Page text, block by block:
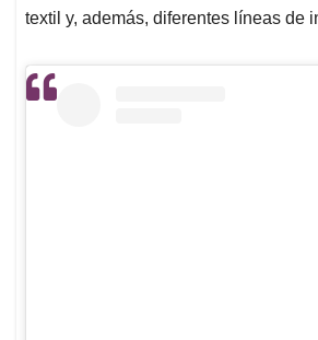
textil y, además, diferentes líneas de